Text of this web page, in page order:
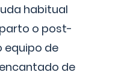
habitual
o post-
equipo de
de